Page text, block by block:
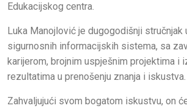
Edukacijskog centra.
Luka Manojlović je dugogodišnji stručnjak
sigurnosnih informacijskih sistema, sa
karijerom, brojnim uspješnim projektima i
rezultatima u prenošenju znanja i iskustva.
Zahvaljujući svom bogatom iskustvu, on